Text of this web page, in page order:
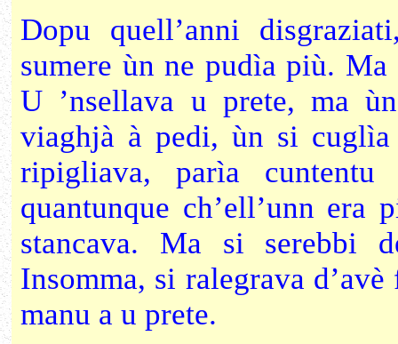
Dopu quell’anni
sumere ùn ne pudìa più.
U ’nsellava u prete, ma
viaghjà à pedi, ùn si
ripigliava, parìa
quantunque ch’ell’unn
stancava. Ma si serebbi
Insomma, si ralegrava
manu a u prete.